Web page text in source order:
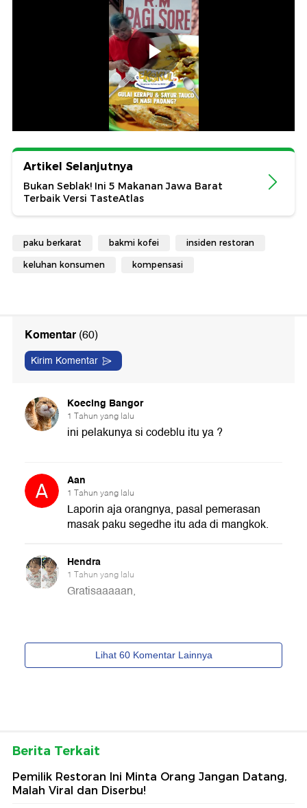
Artikel Selanjutnya
Bukan Seblak! Ini 5 Makanan Jawa Barat
Terbaik Versi TasteAtlas
paku berkarat bakmi kofei insiden restoran
keluhan konsumen kompensasi
Berita Terkait
Pemilik Restoran Ini Minta Orang Jangan Datang,
Malah Viral dan Diserbu!